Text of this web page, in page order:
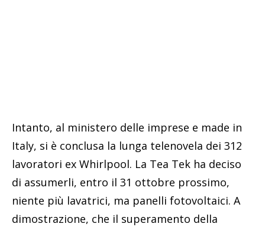
Intanto, al ministero delle imprese e made in
Italy, si è conclusa la lunga telenovela dei 312
lavoratori ex Whirlpool. La Tea Tek ha deciso
di assumerli, entro il 31 ottobre prossimo,
niente più lavatrici, ma panelli fotovoltaici. A
dimostrazione, che il superamento della